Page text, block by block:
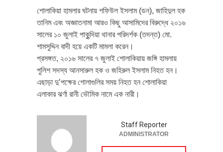
শোলাকিয়া হামলার ঘটনায় শফিউল ইসলাম (ডন), জাহিদুল হক
তানিম এবং অজ্ঞাতনামা আরও কিছু আসামিদের বিরুদ্ধে ২০১৬
সালের ১০ জুলাই পাকুন্দিয়া থানার পরিদর্শক (তদন্ত) মো.
শামসুদ্দিন বাদী হয়ে একটি মামলা করেন।
প্রসঙ্গত, ২০১৬ সালের ৭ জুলাই শোলাকিয়ায় জঙ্গি হামলায়
পুলিশ সদস্য আনসারুল হক ও জহিরুল ইসলাম নিহত হন।
এছাড়া দু’পক্ষের গোলাগুলির সময় নিহত হন শোলাকিয়া
এলাকার ঝর্ণা রানী ভৌমিক নামে এক নারী।
Staff Reporter
ADMINISTRATOR